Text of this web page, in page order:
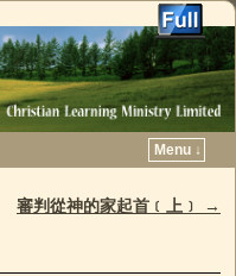
Menu ↓
審判從神的家起首﹝上﹞ →